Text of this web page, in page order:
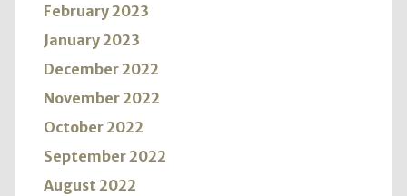
February 2023
January 2023
December 2022
November 2022
October 2022
September 2022
August 2022